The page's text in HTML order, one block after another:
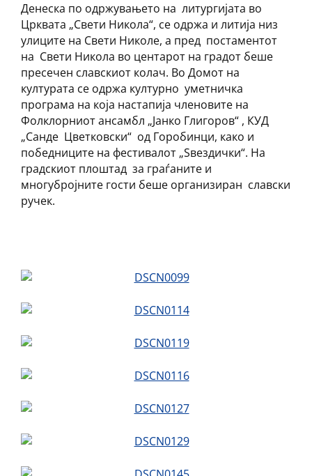
Денеска по одржувањето на литургијата во
Црквата „Свети Никола“, се одржа и литија низ
улиците на Свети Николе, а пред постаментот
на Свети Никола во центарот на градот беше
пресечен славскиот колач. Во Домот на
културата се одржа културно уметничка
програма на која настапија членовите на
Фолклорниот ансамбл „Јанко Глигоров“ , КУД
„Санде Цветковски“ од Горобинци, како и
победниците на фестивалот „Ѕвездички“. На
градскиот плоштад за граѓаните и
многубројните гости беше организиран славски
ручек.